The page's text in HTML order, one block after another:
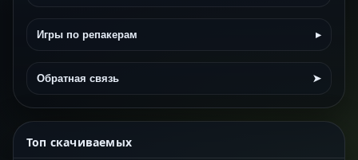
Игры по репакерам ▸
Обратная связь ➤
Топ скачиваемых